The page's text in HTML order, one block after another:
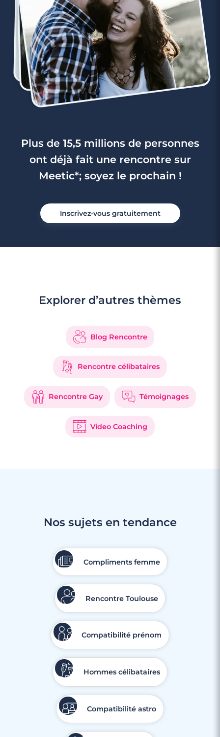
Plus de 15,5 millions de personnes
ont déjà fait une rencontre sur
Meetic*; soyez le prochain !
Inscrivez-vous gratuitement
Explorer d’autres thèmes
Blog Rencontre
Rencontre célibataires
Rencontre Gay Témoignages
Video Coaching
Nos sujets en tendance
Compliments femme
Rencontre Toulouse
Compatibilité prénom
Hommes célibataires
Compatibilité astro